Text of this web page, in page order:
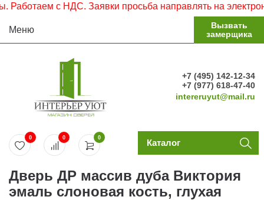
с НДС. Заявки просьба направлять на электронную
Меню
Вызвать
замерщика
+7 (495) 142-12-34
+7 (977) 618-47-40
intereruyut@mail.ru
0
0 0 Каталог
Дверь ДР массив дуба Виктория
эмаль слоновая кость, глухая